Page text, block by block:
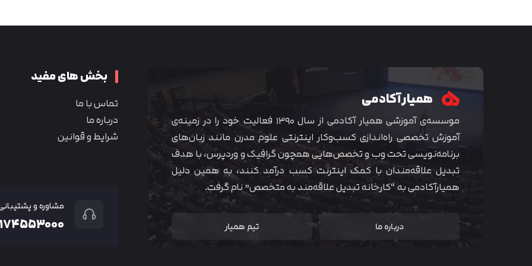
همیار آکادمی
موسسه‌ی آموزشی همیار آکادمی از سال ۱۳۹۰ فعالیت خود را در زمینه‌ی
آموزش تخصصی راه‌اندازی کسب‌و‌کار اینترنتی علوم مدرن مانند زبان‌های
برنامه‌نویسی تحت وب و تخصص‌هایی همچون گرافیک و وردپرس، با هدف
تبدیل علاقه‌مندان با کمک اینترنت کسب درآمد کنند، به همین دلیل
همیارآکادمی به “کارخانه تبدیل علاقه‌مند به متخصص” نام گرفت.
درباره ما تیم همیار
بخش های مفید
تماس با ما
درباره ما
شرایط و قوانین
مشاوره و